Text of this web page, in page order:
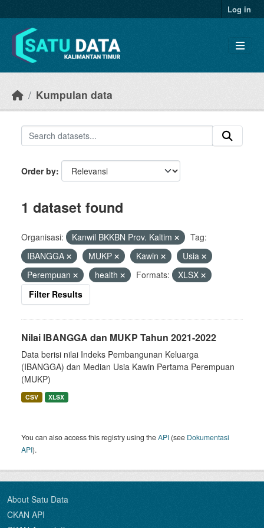
Log in
Kumpulan data
Order by
1 dataset found
Organisasi: Kanwil BKKBN Prov. Kaltim
Tag:
IBANGGA
MUKP Kawin
Usia
Perempuan
health Formats:
XLSX
Filter Results
Nilai IBANGGA dan MUKP Tahun 2021-2022
Data berisi nilai Indeks Pembangunan Keluarga
(IBANGGA) dan Median Usia Kawin Pertama Perempuan
(MUKP)
CSV XLSX
You can also access this registry using theAPI (see Dokumentasi
API).
About Satu Data
CKAN API